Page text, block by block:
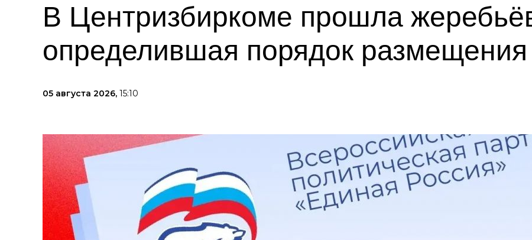
В Центризбиркоме прошла
определившая порядок размещения
05 августа 2026, 15:10